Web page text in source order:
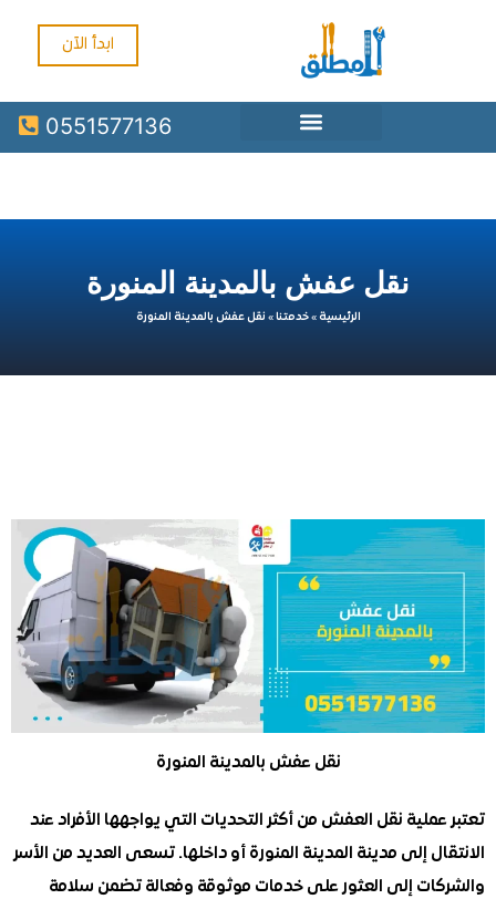
0551577136
نقل عفش بالمدينة المنورة
خدمتنا»نقل عفش بالمدينة المنورة
نقل عفش بالمدينة المنورة
نقل العفش من أكثر التحديات التي يواجهها الأفراد عند
إلى مدينة المدينة المنورة أو داخلها. تسعى العديد من الأسر
إلى العثور على خدمات موثوقة وفعالة تضمن سلامة